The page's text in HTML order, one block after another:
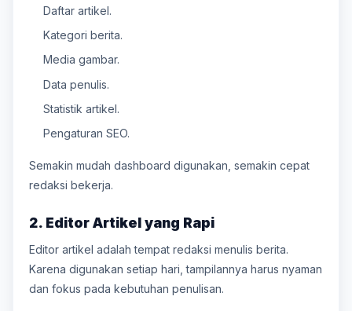
Daftar artikel.
Kategori berita.
Media gambar.
Data penulis.
Statistik artikel.
Pengaturan SEO.
Semakin mudah dashboard digunakan, semakin cepat
redaksi bekerja.
2. Editor Artikel yang Rapi
Editor artikel adalah tempat redaksi menulis berita.
Karena digunakan setiap hari, tampilannya harus nyaman
dan fokus pada kebutuhan penulisan.